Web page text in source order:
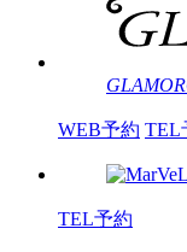
WEB予約 TEL
TEL予約